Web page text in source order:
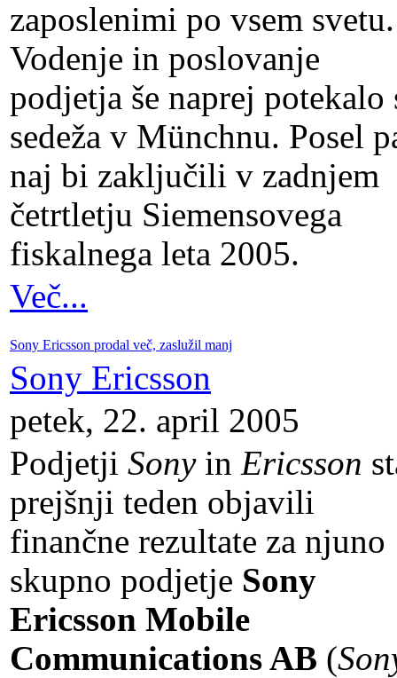
zaposlenimi po vsem svetu.
Vodenje in poslovanje
podjetja še naprej potekalo
sedeža v Münchnu. Posel
naj bi zaključili v zadnjem
četrtletju Siemensovega
fiskalnega leta 2005.
Več...
Sony Ericsson prodal več, zaslužil manj
Sony Ericsson
petek, 22. april 2005
Podjetji Sonyin Ericsson
prejšnji teden objavili
finančne rezultate za njuno
skupno podjetje Sony
Ericsson Mobile
Communications AB (